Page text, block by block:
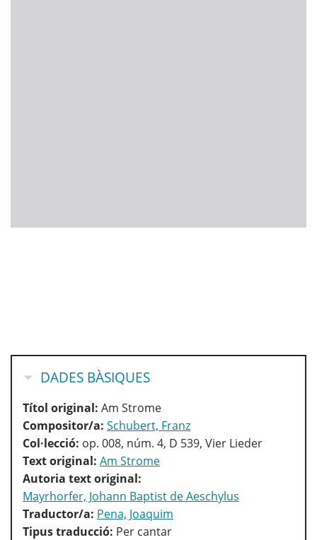
OCULTA
DADES BÀSIQUES
Títol original: Am Strome
Compositor/a: Schubert, Franz
Col·lecció: op. 008, núm. 4, D 539, Vier Lieder
Text original: Am Strome
Autoria text original:
Mayrhorfer, Johann Baptist de Aeschylus
Traductor/a: Pena, Joaquim
Tipus traducció: Per cantar